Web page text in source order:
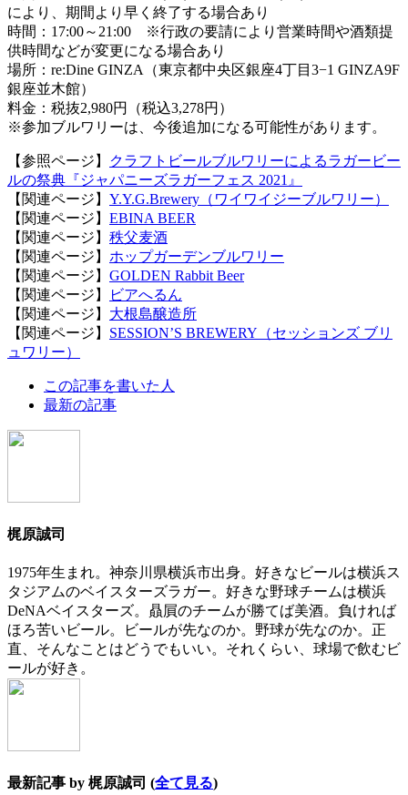
により、期間より早く終了する場合あり
時間：17:00～21:00 ※行政の要請により営業時間や酒類提
供時間などが変更になる場合あり
場所：re:Dine GINZA（東京都中央区銀座4丁目3−1 GINZA9F
銀座並木館）
料金：税抜2,980円（税込3,278円）
※参加ブルワリーは、今後追加になる可能性があります。
【参照ページ】
クラフトビールブルワリーによるラガービー
ルの祭典『ジャパニーズラガーフェス 2021』
【関連ページ】 Y.Y.G.Brewery（ワイワイジーブルワリー）
【関連ページ】 EBINA BEER
【関連ページ】 秩父麦酒
【関連ページ】 ホップガーデンブルワリー
【関連ページ】 GOLDEN Rabbit Beer
【関連ページ】
ビアへるん
【関連ページ】 大根島醸造所
【関連ページ】 SESSION’S BREWERY（セッションズ ブリ
ュワリー）
following
tabs
change
この記事を書いた人
最新の記事
梶原誠司
1975年生まれ。神奈川県横浜市出身。好きなビールは横浜ス
タジアムのベイスターズラガー。好きな野球チームは横浜
DeNAベイスターズ。贔屓のチームが勝てば美酒。負ければ
ほろ苦いビール。ビールが先なのか。野球が先なのか。正
直、そんなことはどうでもいい。それくらい、球場で飲むビ
ールが好き。
最新記事 by 梶原誠司 (全て見る)